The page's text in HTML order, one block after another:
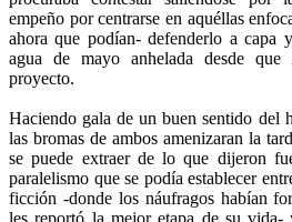
empeño por centrarse en aquéllas
ahora que podían- defenderlo a capa
agua de mayo anhelada desde que
proyecto.
Haciendo gala de un buen sentido del
las bromas de ambos amenizaran la
se puede extraer de lo que dijeron
paralelismo que se podía establecer
ficción -donde los náufragos habían